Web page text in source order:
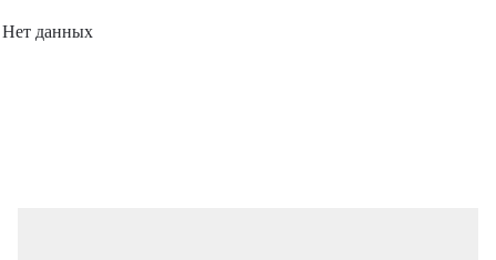
Нет данных